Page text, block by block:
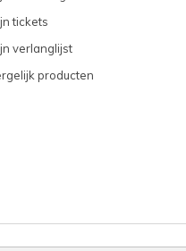
tickets
verlanglijst
producten